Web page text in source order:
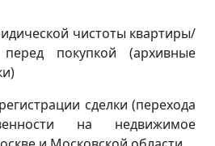
чистоты квартиры/
покупкой (архивные
сделки (перехода
на недвижимое